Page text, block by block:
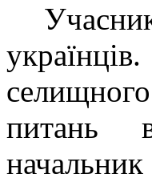
питань